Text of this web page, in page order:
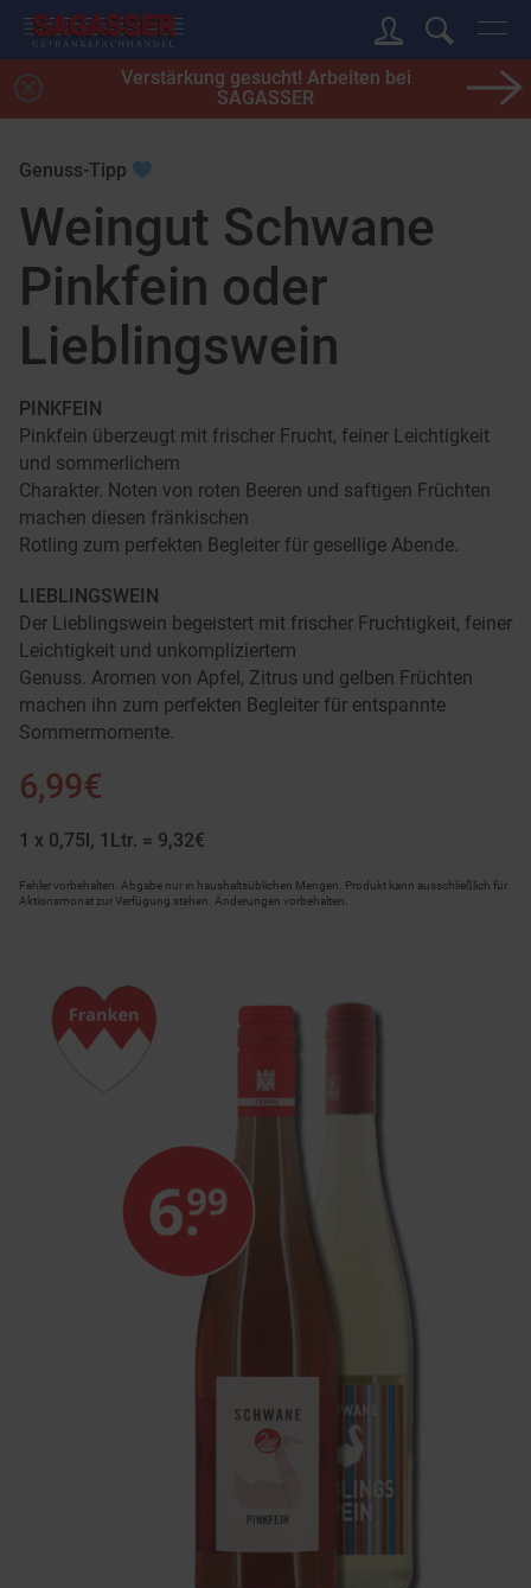
Verstärkung gesucht! Arbeiten bei
SAGASSER
Genuss-Tipp
Weingut Schwane
Pinkfein oder
Lieblingswein
PINKFEIN
Pinkfein überzeugt mit frischer Frucht, feiner Leichtigkeit
und sommerlichem
Charakter. Noten von roten Beeren und saftigen Früchten
machen diesen fränkischen
Rotling zum perfekten Begleiter für gesellige Abende.
LIEBLINGSWEIN
Der Lieblingswein begeistert mit frischer Fruchtigkeit, feiner
Leichtigkeit und unkompliziertem
Genuss. Aromen von Apfel, Zitrus und gelben Früchten
machen ihn zum perfekten Begleiter für entspannte
Sommermomente.
6,99€
1 x 0,75l, 1Ltr. = 9,32€
Fehler vorbehalten. Abgabe nur in haushaltsüblichen Mengen. Produkt kann ausschließlich für
Aktionsmonat zur Verfügung stehen. Änderungen vorbehalten.